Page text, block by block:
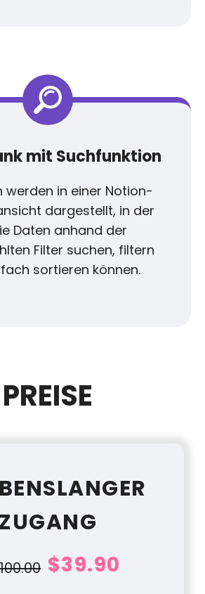
mit Suchfunktion
werden in einer Notion-
dargestellt, in der
Daten anhand der
Filter suchen, filtern
sortieren können.
PREISE
ZUGANG
$39.90